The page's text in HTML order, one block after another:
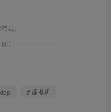
Edge 和 Citrix 的性能降
载。
# 虚拟机